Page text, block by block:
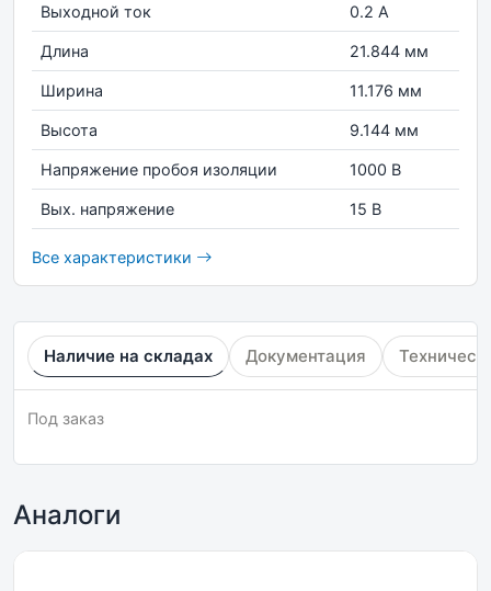
Выходной ток 0.2 А
Длина 21.844 мм
Ширина 11.176 мм
Высота 9.144 мм
Напряжение пробоя изоляции 1000 В
Вых. напряжение 15 В
Все характеристики
Наличие на складах Документация
Под заказ
Аналоги